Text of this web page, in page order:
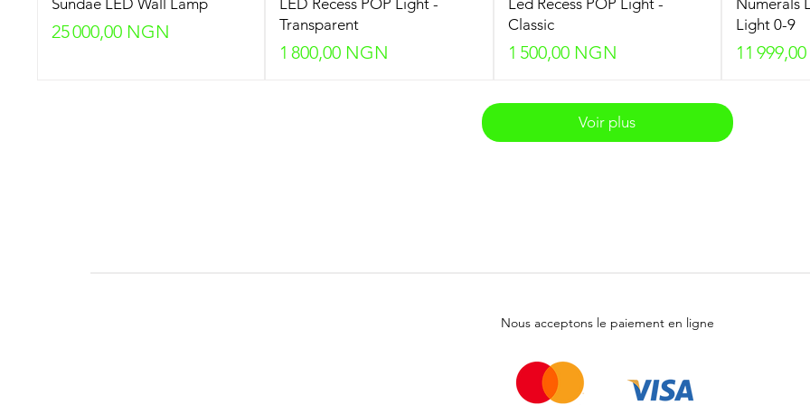
Prix
25 000,00 NGN
Transparent
Prix
1 800,00 NGN
Classic
Prix
1 500,00 NGN
Light 0-9
Prix
11
Voir plus
Nous acceptons le paiement en ligne